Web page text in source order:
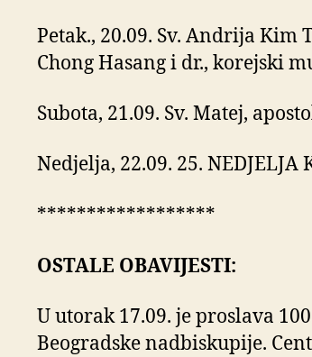
Petak., 20.09. Sv. Andrija Kim
Chong Hasang i dr., korejski
Subota, 21.09. Sv. Matej,
Nedjelja, 22.09. 25. NEDJELJA
******************
OSTALE OBAVIJESTI:
U utorak 17.09. je proslava
Beogradske nadbiskupije.